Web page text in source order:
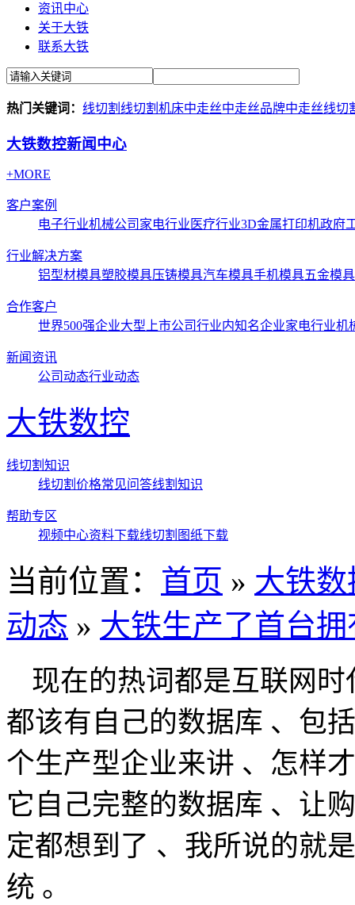
资讯中心
关于大铁
联系大铁
热门关键词： 线切割 线切割机床中走丝中走丝品牌中走丝线切
大铁数控新闻中心
+MORE
客户案例
电子行业机械公司 家电行业 医疗行业3D金属打印机政府
行业解决方案
铝型材模具塑胶模具压铸模具汽车模具手机模具五金模具
合作客户
世界500强企业大型上市公司行业内知名企业家电行业机
新闻资讯
公司动态行业动态
大铁数控
线切割知识
线切割价格常见问答线割知识
帮助专区
视频中心资料下载线切割图纸下载
当前位置： 首页 » 大铁
动态 » 大铁生产了首台
现在的热词都是互联网
都该有自己的数据库 、包
个生产型企业来讲 、怎样
它自己完整的数据库 、让
定都想到了 、我所说的就
统 。